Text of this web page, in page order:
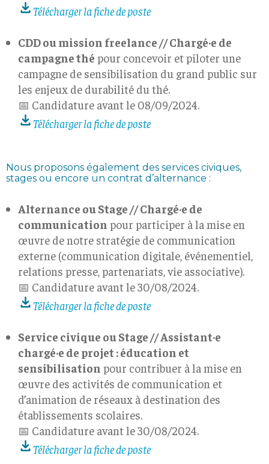
Télécharger la fiche de poste
CDD ou mission freelance //Chargé·e de
campagne thé pour concevoir et piloter une
campagne de sensibilisation du grand public sur
les enjeux de durabilité du thé.
📅 Candidature avant le 08/09/2024.
Télécharger la fiche de poste
Nous proposons également des services civiques,
stages ou encore un contrat d’alternance :
Alternance ou Stage // Chargé·e de
communication pour participer à la mise en
œuvre de notre stratégie de communication
externe (communication digitale, événementiel,
relations presse, partenariats, vie associative).
📅 Candidature avant le 30/08/2024.
Télécharger la fiche de poste
Service civique ou Stage // Assistant·e
chargé·e de projet : éducation et
sensibilisation pour contribuer à la mise en
œuvre des activités de communication et
d’animation de réseaux à destination des
établissements scolaires.
📅 Candidature avant le 30/08/2024.
Télécharger la fiche de poste